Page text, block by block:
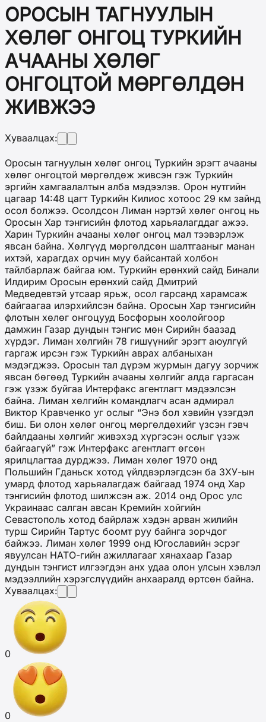
ОРОСЫН ТАГНУУЛЫН
ХӨЛӨГ ОНГОЦ ТУРКИЙН
АЧААНЫ ХӨЛӨГ
ОНГОЦТОЙ МӨРГӨЛДӨН
ЖИВЖЭЭ
Хуваалцах:
Оросын тагнуулын хөлөг онгоц Туркийн эрэгт ачааны
хөлөг онгоцтой мөргөлдөж живсэн гэж Туркийн
эргийн хамгаалалтын алба мэдээлэв. Орон нутгийн
цагаар 14:48 цагт Туркийн Килиос хотоос 29 км зайнд
осол болжээ. Осолдсон Лиман нэртэй хөлөг онгоц нь
Оросын Хар тэнгисийн флотод харьяалагддаг ажээ.
Харин Туркийн ачааны хөлөг онгоц мал тээвэрлэж
явсан байна. Хөлгүүд мөргөлдсөн шалтгааныг манан
ихтэй, харагдах орчин муу байсантай холбон
тайлбарлаж байгаа юм. Туркийн ерөнхий сайд Бинали
Илдирим Оросын ерөнхий сайд Дмитрий
Медведевтэй утсаар ярьж, осол гарсанд харамсаж
байгаагаа илэрхийлсэн байна. Оросын Хар тэнгисийн
флотын хөлөг онгоцууд Босфорын хоолойгоор
дамжин Газар дундын тэнгис мөн Сирийн баазад
хүрдэг. Лиман хөлгийн 78 гишүүнийг эрэгт аюулгүй
гаргаж ирсэн гэж Туркийн аврах албаныхан
мэдэгджээ. Оросын тал дүрэм журмын дагуу зорчиж
явсан бөгөөд Туркийн ачааны хөлгийг алда гаргасан
гэж үзэж буйгаа Интерфакс агентлагт мэдээлсэн
байна. Лиман хөлгийн командлагч асан адмирал
Виктор Кравченко уг ослыг “Энэ бол хэвийн үзэгдэл
биш. Би олон хөлөг онгоц мөргөлдөхийг үзсэн гэвч
байлдааны хөлгийг живэхэд хүргэсэн ослыг үзэж
байгаагүй” гэж Интерфакс агентлагт өгсөн
ярилцлагтаа дурджээ. Лиман хөлөг 1970 онд
Польшийн Гданьск хотод үйлдвэрлэгдсэн ба ЗХУ-ын
умард флотод харьяалагдаж байгаад 1974 онд Хар
тэнгисийн флотод шилжсэн аж. 2014 онд Орос улс
Украинаас салган авсан Кремийн хойгийн
Севастополь хотод байрлаж хэдэн арван жилийн
турш Сирийн Тартус боомт руу байнга зорчдог
байжээ. Лиман хөлөг 1999 онд Югославийн эсрэг
явуулсан НАТО-гийн ажиллагааг хянахаар Газар
дундын тэнгист илгээгдэн анх удаа олон улсын хэвлэл
мэдээллийн хэрэгслүүдийн анхааралд өртсөн байна.
Хуваалцах:
0
0